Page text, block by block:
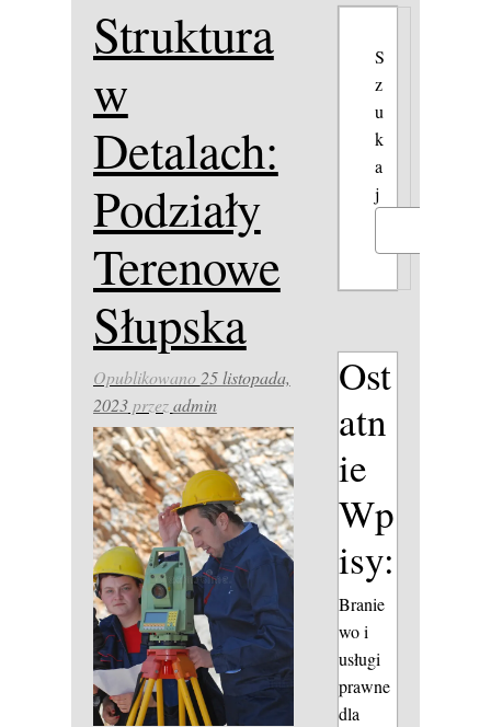
Struktura
w
Detalach:
Podziały
Terenowe
Słupska
Opublikowano 25 listopada,
2023przezadmin
S
z
u
k
a
j
Ost
atn
ie
Wp
isy:
Branie
wo i
usługi
prawne
dla